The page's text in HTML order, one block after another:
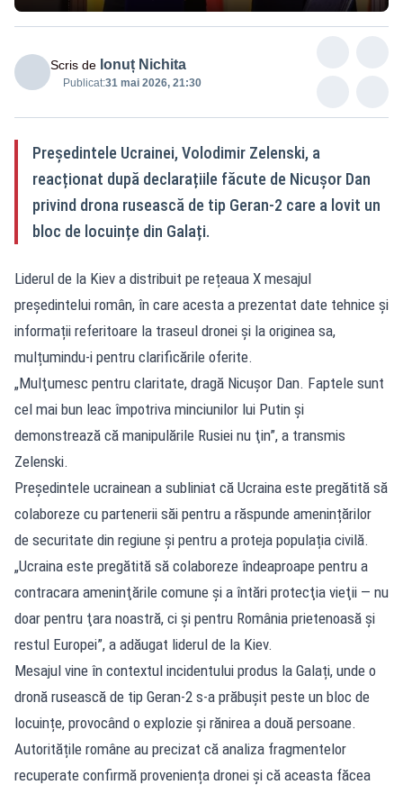
Scris de Ionuț Nichita
Publicat:31 mai 2026, 21:30
Președintele Ucrainei, Volodimir Zelenski, a
reacționat după declarațiile făcute de Nicușor Dan
privind drona rusească de tip Geran-2 care a lovit un
bloc de locuințe din Galați.
Liderul de la Kiev a distribuit pe rețeaua X mesajul
președintelui român, în care acesta a prezentat date tehnice și
informații referitoare la traseul dronei și la originea sa,
mulțumindu-i pentru clarificările oferite.
„Mulţumesc pentru claritate, dragă Nicuşor Dan. Faptele sunt
cel mai bun leac împotriva minciunilor lui Putin şi
demonstrează că manipulările Rusiei nu ţin”, a transmis
Zelenski.
Președintele ucrainean a subliniat că Ucraina este pregătită să
colaboreze cu partenerii săi pentru a răspunde amenințărilor
de securitate din regiune și pentru a proteja populația civilă.
„Ucraina este pregătită să colaboreze îndeaproape pentru a
contracara ameninţările comune şi a întări protecţia vieţii — nu
doar pentru ţara noastră, ci şi pentru România prietenoasă şi
restul Europei”, a adăugat liderul de la Kiev.
Mesajul vine în contextul incidentului produs la Galați, unde o
dronă rusească de tip Geran-2 s-a prăbușit peste un bloc de
locuințe, provocând o explozie și rănirea a două persoane.
Autoritățile române au precizat că analiza fragmentelor
recuperate confirmă proveniența dronei și că aceasta făcea